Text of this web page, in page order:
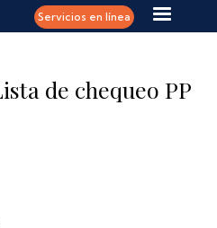
Servicios en línea
de chequeo PP